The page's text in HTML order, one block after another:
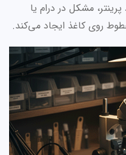
مشکل در درام یا
روی کاغذ ایجاد می‌کند.